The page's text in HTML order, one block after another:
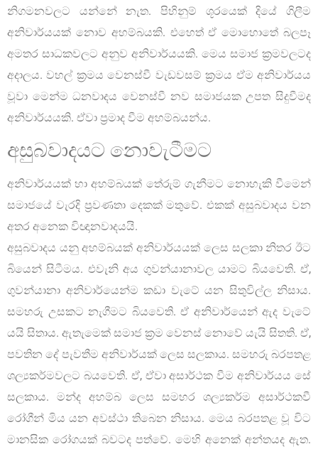
නිගමනවලට යන්නේ නැත. පිහිනුම් ශූරයෙක් දියේ ගිලීම
අනිවාර්යයක් නොව අහම්බයකි. එහෙත් ඒ මොහොතේ බලපෑ
අමතර සාධකවලට අනුව අනිවාර්යයකි. මෙය සමාජ ක්‍රමවලටද
අදාලය. වහල් ක්‍රමය වෙනස්වී වැඩවසම් ක්‍රමය ඒම අනිවාර්යය
වූවා මෙන්ම ධනවාදය වෙනස්වී නව සමාජයක උපත සිදුවීමද
අනිවාර්යයකි. ඒවා ප්‍රමාද වීම අහම්බයන්ය.
අසුබවාදයට නොවැටීමට
අනිවාර්යයක් හා අහම්බයක් තේරුම් ගැනීමට නොහැකි වීමෙන්
සමාජයේ වැරදි ප්‍රවණතා දෙකක් මතුවේ. එකක් අසුබවාදය වන
අතර අනෙක විඥානවාදයයි.
අසුබවාදය යනු අහම්බයක් අනිවාර්යයක් ලෙස සලකා නිතර ඊට
බියෙන් සිටීමය. එවැනි අය ගුවන්යානාවල යාමට බියවෙති. ඒ,
ගුවන්යානා අනිවාර්යෙන්ම කඩා වැටේ යන සිතුවිල්ල නිසාය.
සමහරු උසකට නැගීමට බියවෙති. ඒ අනිවාර්යෙන් ඇද වැටේ
යයි සිතාය. ඇතැමෙක් සමාජ ක්‍රම වෙනස් නොවේ යැයි සිතති. ඒ,
පවතින දේ පැවතීම අනිවාර්යක් ලෙස සලකාය. සමහරු බරපතළ
ශල්‍යකර්මවලට බයවෙති. ඒ, ඒවා අසාර්ථක වීම අනිවාර්යය සේ
සලකාය. මන්ද අහම්බ ලෙස සමහර ශල්‍යකර්ම අසාර්ථකවී
රෝගීන් මිය යන අවස්ථා තිබෙන නිසාය. මෙය බරපතළ වූ විට
මානසික රෝගයක් බවටද පත්වේ. මෙහි අනෙක් අන්තයද ඇත.